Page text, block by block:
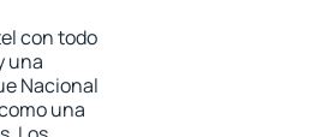
con todo
una
Nacional
una